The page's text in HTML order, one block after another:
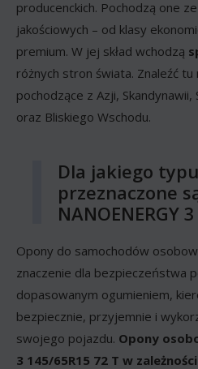
producenckich. Pochodzą one
jakościowych – od klasy
premium. W jej skład wchodzą
różnych stron świata. Znaleźć
pochodzące z Azji,
oraz Bliskiego Wschodu.
Dla jakiego
przeznaczone
NANOENERGY
Opony do samochodów
znaczenie dla bezpieczeństwa
dopasowanym ogumieniem,
bezpiecznie, przyjemnie i
swojego pojazdu. Opony
3 145/65R15 72 T w